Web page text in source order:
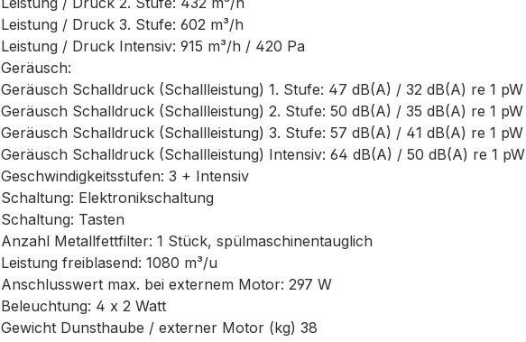
Leistung / Druck 3. Stufe: 602 m³/h
Leistung / Druck Intensiv: 915 m³/h / 420 Pa
Geräusch:
Geräusch Schalldruck (Schallleistung) 1. Stufe: 47 dB(A) / 32 dB(A) re 1 pW
Geräusch Schalldruck (Schallleistung) 2. Stufe: 50 dB(A) / 35 dB(A) re 1 pW
Geräusch Schalldruck (Schallleistung) 3. Stufe: 57 dB(A) / 41 dB(A) re 1 pW
Geräusch Schalldruck (Schallleistung) Intensiv: 64 dB(A) / 50 dB(A) re 1 pW
Geschwindigkeitsstufen: 3 + Intensiv
Schaltung: Elektronikschaltung
Schaltung: Tasten
Anzahl Metallfettfilter: 1 Stück, spülmaschinentauglich
Leistung freiblasend: 1080 m³/u
Anschlusswert max. bei externem Motor: 297 W
Beleuchtung: 4 x 2 Watt
Gewicht Dunsthaube / externer Motor (kg) 38